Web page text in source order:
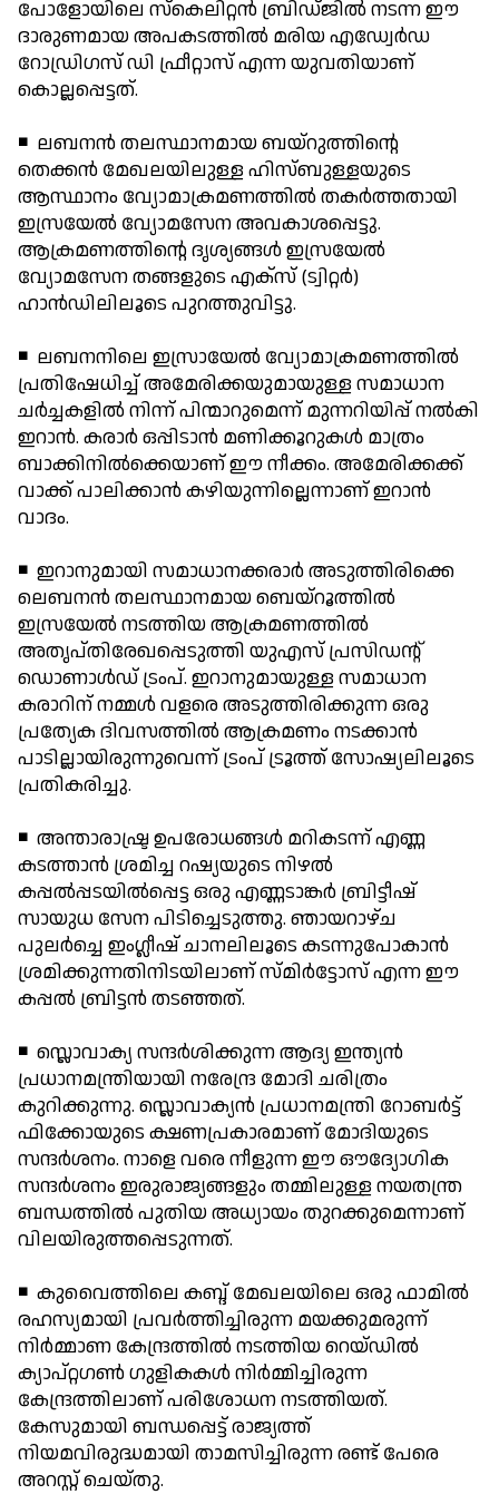
പോളോയിലെ സ്‌കെലിറ്റന്‍ ബ്രിഡ്ജില്‍ നടന്ന ഈ
ദാരുണമായ അപകടത്തില്‍ മരിയ എഡ്വേര്‍ഡ
റോഡ്രിഗസ് ഡി ഫ്രീറ്റാസ് എന്ന യുവതിയാണ്
കൊല്ലപ്പെട്ടത്.
◾ ലബനന്‍ തലസ്ഥാനമായ ബയ്‌റുത്തിന്റെ
തെക്കന്‍ മേഖലയിലുള്ള ഹിസ്ബുള്ളയുടെ
ആസ്ഥാനം വ്യോമാക്രമണത്തില്‍ തകര്‍ത്തതായി
ഇസ്രയേല്‍ വ്യോമസേന അവകാശപ്പെട്ടു.
ആക്രമണത്തിന്റെ ദൃശ്യങ്ങള്‍ ഇസ്രയേല്‍
വ്യോമസേന തങ്ങളുടെ എക്സ് (ട്വിറ്റര്‍)
ഹാന്‍ഡിലിലൂടെ പുറത്തുവിട്ടു.
◾ ലബനനിലെ ഇസ്രായേല്‍ വ്യോമാക്രമണത്തില്‍
പ്രതിഷേധിച്ച് അമേരിക്കയുമായുള്ള സമാധാന
ചര്‍ച്ചകളില്‍ നിന്ന് പിന്മാറുമെന്ന് മുന്നറിയിപ്പ് നല്‍കി
ഇറാന്‍. കരാര്‍ ഒപ്പിടാന്‍ മണിക്കൂറുകള്‍ മാത്രം
ബാക്കിനില്‍ക്കെയാണ് ഈ നീക്കം. അമേരിക്കക്ക്
വാക്ക് പാലിക്കാന്‍ കഴിയുന്നില്ലെന്നാണ് ഇറാന്‍
വാദം.
◾ ഇറാനുമായി സമാധാനക്കരാര്‍ അടുത്തിരിക്കെ
ലെബനന്‍ തലസ്ഥാനമായ ബെയ്‌റൂത്തില്‍
ഇസ്രയേല്‍ നടത്തിയ ആക്രമണത്തില്‍
അതൃപ്തിരേഖപ്പെടുത്തി യുഎസ് പ്രസിഡന്റ്
ഡൊണാള്‍ഡ് ട്രംപ്. ഇറാനുമായുള്ള സമാധാന
കരാറിന് നമ്മള്‍ വളരെ അടുത്തിരിക്കുന്ന ഒരു
പ്രത്യേക ദിവസത്തില്‍ ആക്രമണം നടക്കാന്‍
പാടില്ലായിരുന്നുവെന്ന് ട്രംപ് ട്രൂത്ത് സോഷ്യലിലൂടെ
പ്രതികരിച്ചു.
◾ അന്താരാഷ്ട്ര ഉപരോധങ്ങള്‍ മറികടന്ന് എണ്ണ
കടത്താന്‍ ശ്രമിച്ച റഷ്യയുടെ നിഴല്‍
കപ്പല്‍പ്പടയില്‍പ്പെട്ട ഒരു എണ്ണടാങ്കര്‍ ബ്രിട്ടീഷ്
സായുധ സേന പിടിച്ചെടുത്തു. ഞായറാഴ്ച
പുലര്‍ച്ചെ ഇംഗ്ലീഷ് ചാനലിലൂടെ കടന്നുപോകാന്‍
ശ്രമിക്കുന്നതിനിടയിലാണ് സ്മിര്‍ട്ടോസ് എന്ന ഈ
കപ്പല്‍ ബ്രിട്ടന്‍ തടഞ്ഞത്.
◾ സ്ലൊവാക്യ സന്ദര്‍ശിക്കുന്ന ആദ്യ ഇന്ത്യന്‍
പ്രധാനമന്ത്രിയായി നരേന്ദ്ര മോദി ചരിത്രം
കുറിക്കുന്നു. സ്ലൊവാക്യന്‍ പ്രധാനമന്ത്രി റോബര്‍ട്ട്
ഫിക്കോയുടെ ക്ഷണപ്രകാരമാണ് മോദിയുടെ
സന്ദര്‍ശനം. നാളെ വരെ നീളുന്ന ഈ ഔദ്യോഗിക
സന്ദര്‍ശനം ഇരുരാജ്യങ്ങളും തമ്മിലുള്ള നയതന്ത്ര
ബന്ധത്തില്‍ പുതിയ അധ്യായം തുറക്കുമെന്നാണ്
വിലയിരുത്തപ്പെടുന്നത്.
◾ കുവൈത്തിലെ കബ്ദ് മേഖലയിലെ ഒരു ഫാമില്‍
രഹസ്യമായി പ്രവര്‍ത്തിച്ചിരുന്ന മയക്കുമരുന്ന്
നിര്‍മ്മാണ കേന്ദ്രത്തില്‍ നടത്തിയ റെയ്ഡില്‍
ക്യാപ്റ്റഗണ്‍ ഗുളികകള്‍ നിര്‍മ്മിച്ചിരുന്ന
കേന്ദ്രത്തിലാണ് പരിശോധന നടത്തിയത്.
കേസുമായി ബന്ധപ്പെട്ട് രാജ്യത്ത്
നിയമവിരുദ്ധമായി താമസിച്ചിരുന്ന രണ്ട് പേരെ
അറസ്റ്റ് ചെയ്തു.